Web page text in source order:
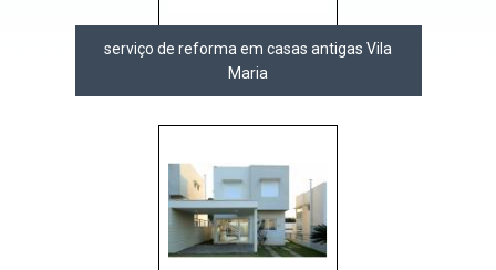
serviço de reforma em casas antigas Vila
Maria